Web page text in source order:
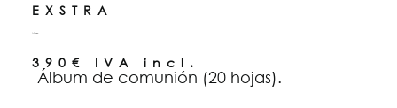
EXSTRA
Álbum
390€ IVA incl.
Álbum de comunión (20 hojas).